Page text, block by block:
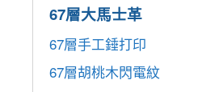
67層大馬士革
67層手工錘打印
67層胡桃木閃電紋